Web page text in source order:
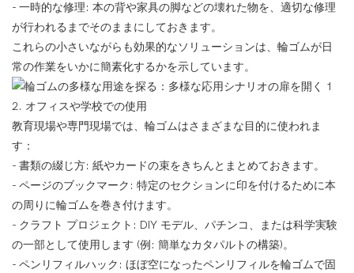
- 一時的な修理: 本の背や家具の脚などの壊れた物を、適切な修理
が行われるまでそのままにしておきます。
これらの小さいながらも効果的なソリューションは、輪ゴムが日
常の作業をいかに簡素化するかを示しています。
2. オフィスや学校での使用
教育現場や専門現場では、輪ゴムはさまざまな目的に使われま
す：
- 書類の綴じ方: 紙やカードの束をきちんとまとめておきます。
- ページのブックマーク: 特定のセクションに印を付けるために本
の周りに輪ゴムを巻き付けます。
- クラフト プロジェクト: DIY モデル、パチンコ、または科学実験
の一部として使用します (例: 簡単なカタパルトの構築)。
- ペンリフィルハック: ほぼ空になったペンリフィルを輪ゴムで固